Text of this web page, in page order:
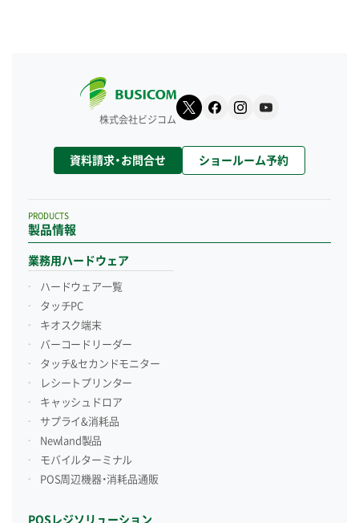
株式会社ビジコム
資料請求・お問合せ ショールーム予約
製品情報
PRODUCTS
業務用ハードウェア
ハードウェア一覧
タッチPC
キオスク端末
バーコードリーダー
タッチ&セカンドモニター
レシートプリンター
キャッシュドロア
サプライ&消耗品
Newland製品
モバイルターミナル
POS周辺機器・消耗品通販
POSレジソリューション